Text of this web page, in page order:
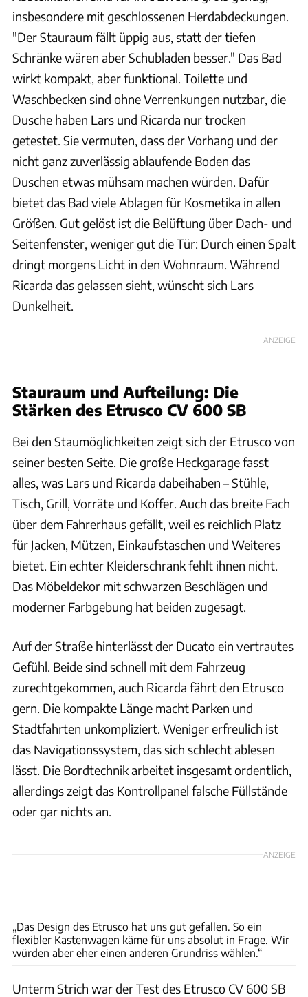
insbesondere mit geschlossenen Herdabdeckungen.
"Der Stauraum fällt üppig aus, statt der tiefen
Schränke wären aber Schubladen besser." Das Bad
wirkt kompakt, aber funktional. Toilette und
Waschbecken sind ohne Verrenkungen nutzbar, die
Dusche haben Lars und Ricarda nur trocken
getestet. Sie vermuten, dass der Vorhang und der
nicht ganz zuverlässig ablaufende Boden das
Duschen etwas mühsam machen würden. Dafür
bietet das Bad viele Ablagen für Kosmetika in allen
Größen. Gut gelöst ist die Belüftung über Dach- und
Seitenfenster, weniger gut die Tür: Durch einen Spalt
dringt morgens Licht in den Wohnraum. Während
Ricarda das gelassen sieht, wünscht sich Lars
Dunkelheit.
ANZEIGE
Stauraum und Aufteilung: Die
Stärken des Etrusco CV 600 SB
Bei den Staumöglichkeiten zeigt sich der Etrusco von
seiner besten Seite. Die große Heckgarage fasst
alles, was Lars und Ricarda dabeihaben – Stühle,
Tisch, Grill, Vorräte und Koffer. Auch das breite Fach
über dem Fahrerhaus gefällt, weil es reichlich Platz
für Jacken, Mützen, Einkaufstaschen und Weiteres
bietet. Ein echter Kleiderschrank fehlt ihnen nicht.
Das Möbeldekor mit schwarzen Beschlägen und
moderner Farbgebung hat beiden zugesagt.
Auf der Straße hinterlässt der Ducato ein vertrautes
Gefühl. Beide sind schnell mit dem Fahrzeug
zurechtgekommen, auch Ricarda fährt den Etrusco
gern. Die kompakte Länge macht Parken und
Stadtfahrten unkompliziert. Weniger erfreulich ist
das Navigationssystem, das sich schlecht ablesen
lässt. Die Bordtechnik arbeitet insgesamt ordentlich,
allerdings zeigt das Kontrollpanel falsche Füllstände
oder gar nichts an.
ANZEIGE
„Das Design des Etrusco hat uns gut gefallen. So ein
flexibler Kastenwagen käme für uns absolut in Frage. Wir
würden aber eher einen anderen Grundriss wählen.“
Unterm Strich war der Test des Etrusco CV 600 SB